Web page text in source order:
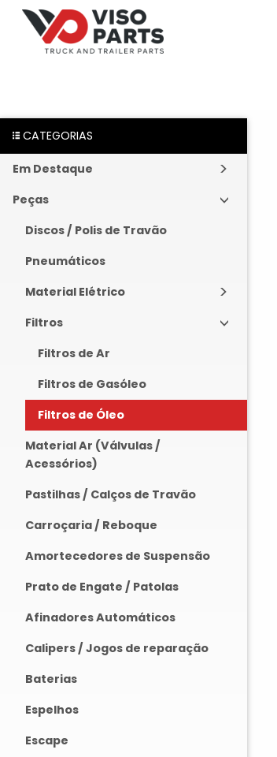
CATEGORIAS
Em Destaque
Peças
Discos / Polis de Travão
Pneumáticos
Material Elétrico
Filtros
Filtros de Ar
Filtros de Gasóleo
Filtros de Óleo
Material Ar (Válvulas /
Acessórios)
Pastilhas / Calços de Travão
Carroçaria / Reboque
Amortecedores de Suspensão
Prato de Engate / Patolas
Afinadores Automáticos
Calipers / Jogos de reparação
Baterias
Espelhos
Escape